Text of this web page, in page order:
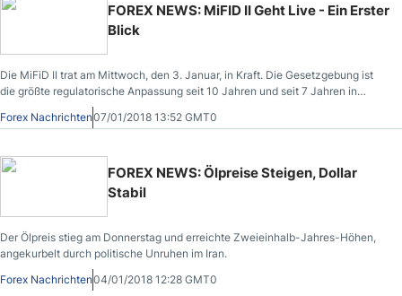
FOREX NEWS: MiFID II Geht Live - Ein Erster
Blick
Die MiFiD II trat am Mittwoch, den 3. Januar, in Kraft. Die Gesetzgebung ist
die größte regulatorische Anpassung seit 10 Jahren und seit 7 Jahren in
Forex Nachrichten07/01/2018 13:52 GMT0
FOREX NEWS: Ölpreise Steigen, Dollar
Stabil
Der Ölpreis stieg am Donnerstag und erreichte Zweieinhalb-Jahres-Höhen,
angekurbelt durch politische Unruhen im Iran.
Forex Nachrichten04/01/2018 12:28 GMT0